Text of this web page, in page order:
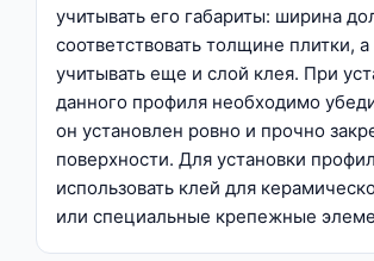
учитывать его габариты: ширина
соответствовать толщине плитки,
учитывать еще и слой клея. При
данного профиля необходимо
он установлен ровно и прочно
поверхности. Для установки
использовать клей для
или специальные крепежные